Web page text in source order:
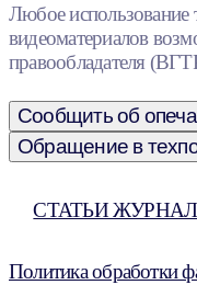
Любое использование
видеоматериалов
правообладателя
Сообщить об
Обращение в
СТАТЬИ
Политика обработки